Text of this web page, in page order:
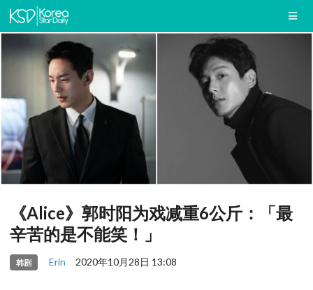
《Alice》郭时阳为戏减重6公斤：「最
辛苦的是不能笑！」
韩剧 Erin 2020年10月28日 13:08